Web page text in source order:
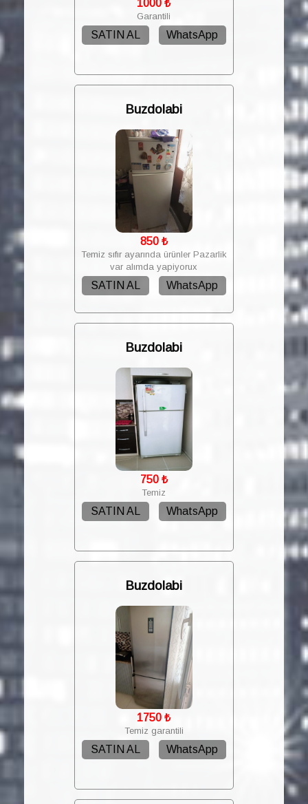
1000 ₺
Garantili
SATIN AL WhatsApp
Buzdolabi
850₺
Temiz sıfır ayarında ürünler Pazarlik
var alımda yapiyorux
SATIN AL WhatsApp
Buzdolabi
750₺
Temiz
SATIN AL WhatsApp
Buzdolabi
1750 ₺
Temiz garantili
SATIN AL WhatsApp